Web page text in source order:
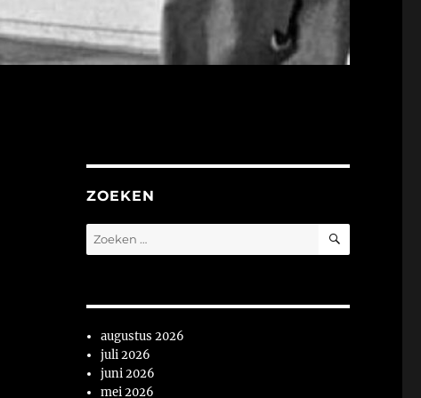
ZOEKEN
Zoeken
naar:
ZOEKEN
augustus 2026
juli 2026
juni 2026
mei 2026